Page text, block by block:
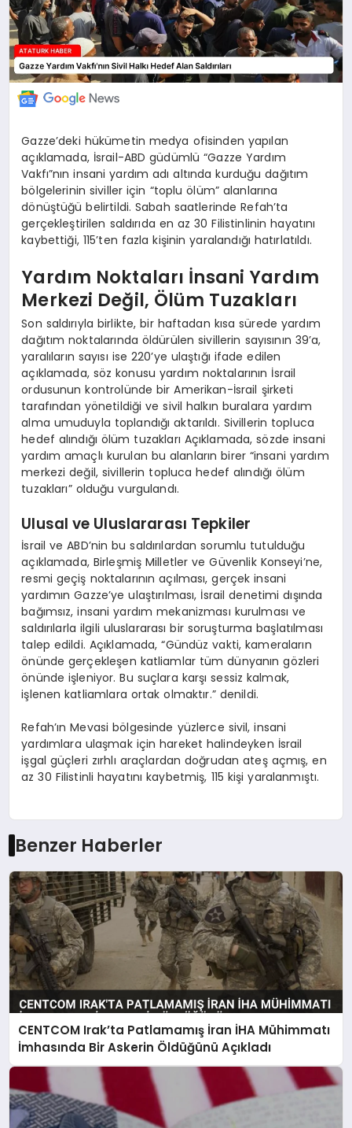
Gazze’deki hükümetin medya ofisinden yapılan
açıklamada, İsrail-ABD güdümlü “Gazze Yardım
Vakfı”nın insani yardım adı altında kurduğu dağıtım
bölgelerinin siviller için “toplu ölüm” alanlarına
dönüştüğü belirtildi. Sabah saatlerinde Refah’ta
gerçekleştirilen saldırıda en az 30 Filistinlinin hayatını
kaybettiği, 115’ten fazla kişinin yaralandığı hatırlatıldı.
Yardım Noktaları İnsani Yardım
Merkezi Değil, Ölüm Tuzakları
Son saldırıyla birlikte, bir haftadan kısa sürede yardım
dağıtım noktalarında öldürülen sivillerin sayısının 39’a,
yaralıların sayısı ise 220’ye ulaştığı ifade edilen
açıklamada, söz konusu yardım noktalarının İsrail
ordusunun kontrolünde bir Amerikan-İsrail şirketi
tarafından yönetildiği ve sivil halkın buralara yardım
alma umuduyla toplandığı aktarıldı. Sivillerin topluca
hedef alındığı ölüm tuzakları Açıklamada, sözde insani
yardım amaçlı kurulan bu alanların birer “insani yardım
merkezi değil, sivillerin topluca hedef alındığı ölüm
tuzakları” olduğu vurgulandı.
Ulusal ve Uluslararası Tepkiler
İsrail ve ABD’nin bu saldırılardan sorumlu tutulduğu
açıklamada, Birleşmiş Milletler ve Güvenlik Konseyi’ne,
resmi geçiş noktalarının açılması, gerçek insani
yardımın Gazze’ye ulaştırılması, İsrail denetimi dışında
bağımsız, insani yardım mekanizması kurulması ve
saldırılarla ilgili uluslararası bir soruşturma başlatılması
talep edildi. Açıklamada, “Gündüz vakti, kameraların
önünde gerçekleşen katliamlar tüm dünyanın gözleri
önünde işleniyor. Bu suçlara karşı sessiz kalmak,
işlenen katliamlara ortak olmaktır.” denildi.
Refah’ın Mevasi bölgesinde yüzlerce sivil, insani
yardımlara ulaşmak için hareket halindeyken İsrail
işgal güçleri zırhlı araçlardan doğrudan ateş açmış, en
az 30 Filistinli hayatını kaybetmiş, 115 kişi yaralanmıştı.
Benzer Haberler
CENTCOM Irak’ta Patlamamış İran İHA Mühimmatı
İmhasında Bir Askerin Öldüğünü Açıkladı